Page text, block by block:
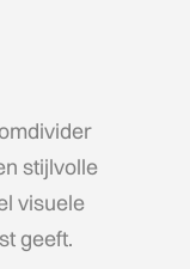
stijlvolle
visuele
geeft.